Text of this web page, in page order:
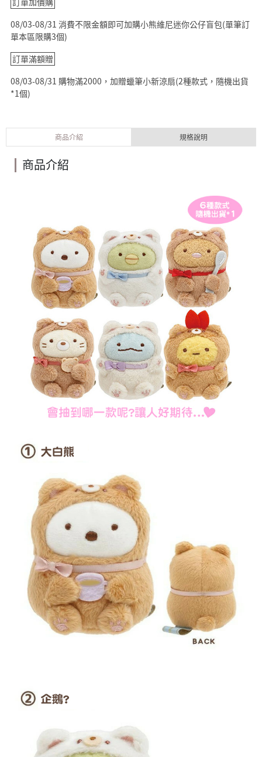
08/03-08/31 消費不限金額即可加購小熊維尼迷你公仔盲包(單筆訂
單本區限購3個)
訂單滿額贈
08/03-08/31 購物滿2000，加贈蠟筆小新涼扇(2種款式，隨機出貨
*1個)
商品介紹 規格說明
商品介紹